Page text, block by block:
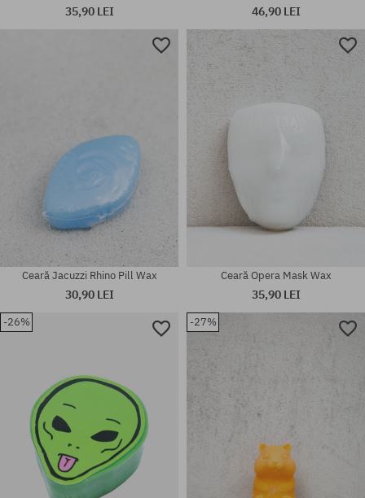
mărime universală
35,90 LEI
mărime universală
46,90 LEI
Ceară Jacuzzi Rhino Pill Wax
30,90 LEI
Ceară Opera Mask Wax
35,90 LEI
-26% -27%